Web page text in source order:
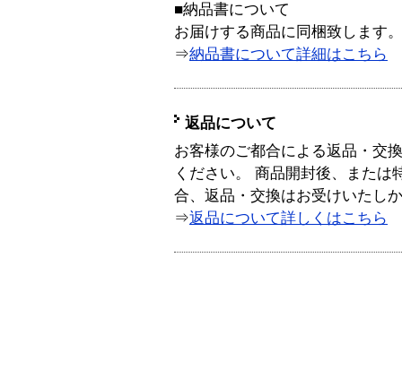
■納品書について
お届けする商品に同梱致します。
⇒納品書について詳細はこちら
返品について
お客様のご都合による返品・交
ください。 商品開封後、または
合、返品・交換はお受けいたし
⇒返品について詳しくはこちら